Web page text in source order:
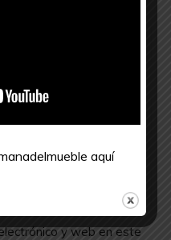
y web en este
aquí